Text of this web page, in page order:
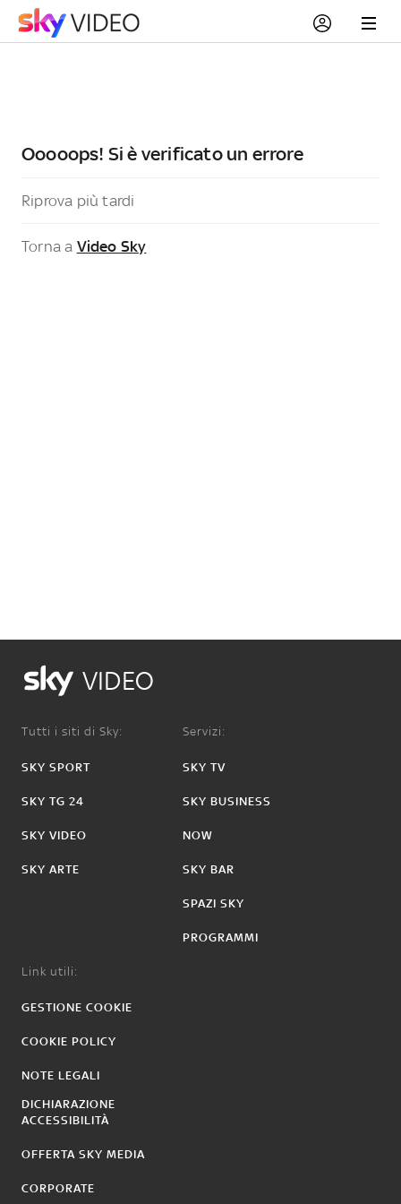
Ooooops! Si è verificato un errore
Riprova più tardi
Torna a Video Sky
VIDEO
Tutti i siti di Sky:
SKY SPORT
SKY TG 24
SKY VIDEO
SKY ARTE
Servizi:
SKY TV
SKY BUSINESS
NOW
SKY BAR
SPAZI SKY
PROGRAMMI
Link utili:
GESTIONE COOKIE
COOKIE POLICY
NOTE LEGALI
DICHIARAZIONE
ACCESSIBILITÀ
OFFERTA SKY MEDIA
CORPORATE